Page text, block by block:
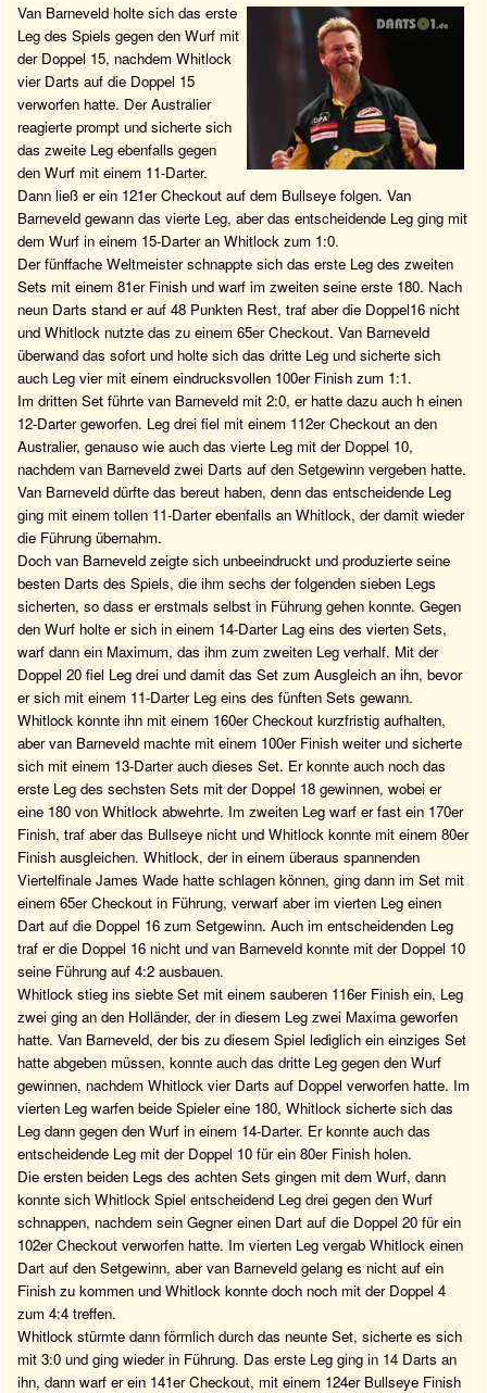
Van Barneveld holte sich das erste
Leg des Spiels gegen den Wurf mit
der Doppel 15, nachdem Whitlock
vier Darts auf die Doppel 15
verworfen hatte. Der Australier
reagierte prompt und sicherte sich
das zweite Leg ebenfalls gegen
den Wurf mit einem 11-Darter.
Dann ließ er ein 121er Checkout auf dem Bullseye folgen. Van
Barneveld gewann das vierte Leg, aber das entscheidende Leg ging mit
dem Wurf in einem 15-Darter an Whitlock zum 1:0.
Der fünffache Weltmeister schnappte sich das erste Leg des zweiten
Sets mit einem 81er Finish und warf im zweiten seine erste 180. Nach
neun Darts stand er auf 48 Punkten Rest, traf aber die Doppel16 nicht
und Whitlock nutzte das zu einem 65er Checkout. Van Barneveld
überwand das sofort und holte sich das dritte Leg und sicherte sich
auch Leg vier mit einem eindrucksvollen 100er Finish zum 1:1.
Im dritten Set führte van Barneveld mit 2:0, er hatte dazu auch h einen
12-Darter geworfen. Leg drei fiel mit einem 112er Checkout an den
Australier, genauso wie auch das vierte Leg mit der Doppel 10,
nachdem van Barneveld zwei Darts auf den Setgewinn vergeben hatte.
Van Barneveld dürfte das bereut haben, denn das entscheidende Leg
ging mit einem tollen 11-Darter ebenfalls an Whitlock, der damit wieder
die Führung übernahm.
Doch van Barneveld zeigte sich unbeeindruckt und produzierte seine
besten Darts des Spiels, die ihm sechs der folgenden sieben Legs
sicherten, so dass er erstmals selbst in Führung gehen konnte. Gegen
den Wurf holte er sich in einem 14-Darter Lag eins des vierten Sets,
warf dann ein Maximum, das ihm zum zweiten Leg verhalf. Mit der
Doppel 20 fiel Leg drei und damit das Set zum Ausgleich an ihn, bevor
er sich mit einem 11-Darter Leg eins des fünften Sets gewann.
Whitlock konnte ihn mit einem 160er Checkout kurzfristig aufhalten,
aber van Barneveld machte mit einem 100er Finish weiter und sicherte
sich mit einem 13-Darter auch dieses Set. Er konnte auch noch das
erste Leg des sechsten Sets mit der Doppel 18 gewinnen, wobei er
eine 180 von Whitlock abwehrte. Im zweiten Leg warf er fast ein 170er
Finish, traf aber das Bullseye nicht und Whitlock konnte mit einem 80er
Finish ausgleichen. Whitlock, der in einem überaus spannenden
Viertelfinale James Wade hatte schlagen können, ging dann im Set mit
einem 65er Checkout in Führung, verwarf aber im vierten Leg einen
Dart auf die Doppel 16 zum Setgewinn. Auch im entscheidenden Leg
traf er die Doppel 16 nicht und van Barneveld konnte mit der Doppel 10
seine Führung auf 4:2 ausbauen.
Whitlock stieg ins siebte Set mit einem sauberen 116er Finish ein, Leg
zwei ging an den Holländer, der in diesem Leg zwei Maxima geworfen
hatte. Van Barneveld, der bis zu diesem Spiel lediglich ein einziges Set
hatte abgeben müssen, konnte auch das dritte Leg gegen den Wurf
gewinnen, nachdem Whitlock vier Darts auf Doppel verworfen hatte. Im
vierten Leg warfen beide Spieler eine 180, Whitlock sicherte sich das
Leg dann gegen den Wurf in einem 14-Darter. Er konnte auch das
entscheidende Leg mit der Doppel 10 für ein 80er Finish holen.
Die ersten beiden Legs des achten Sets gingen mit dem Wurf, dann
konnte sich Whitlock Spiel entscheidend Leg drei gegen den Wurf
schnappen, nachdem sein Gegner einen Dart auf die Doppel 20 für ein
102er Checkout verworfen hatte. Im vierten Leg vergab Whitlock einen
Dart auf den Setgewinn, aber van Barneveld gelang es nicht auf ein
Finish zu kommen und Whitlock konnte doch noch mit der Doppel 4
zum 4:4 treffen.
Whitlock stürmte dann förmlich durch das neunte Set, sicherte es sich
mit 3:0 und ging wieder in Führung. Das erste Leg ging in 14 Darts an
ihn, dann warf er ein 141er Checkout, mit einem 124er Bullseye Finish